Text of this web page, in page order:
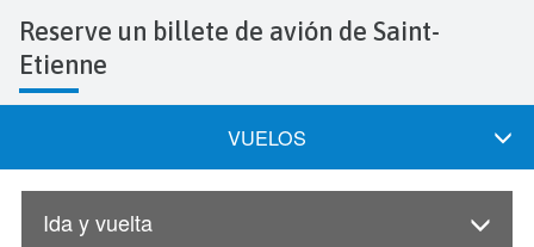
Reserve un billete de avión de Saint-
Etienne